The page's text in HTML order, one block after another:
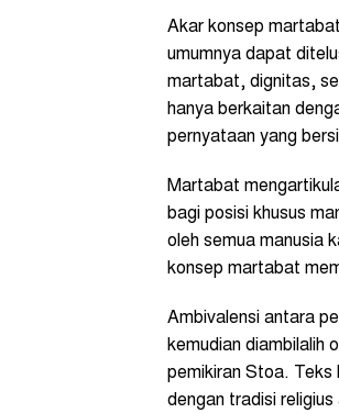
Akar konsep
umumnya dapat
martabat, dignitas,
hanya berkaitan
pernyataan yang
Martabat
bagi posisi khusus
oleh semua manusia
konsep martabat
Ambivalensi antara
kemudian diambilalih
pemikiran Stoa. Teks
dengan tradisi